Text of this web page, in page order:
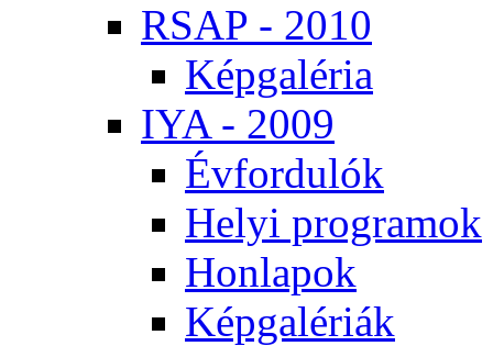
RSAP - 2010
Kép­ga­lé­ria
IYA - 2009
Év­for­du­lók
He­lyi prog­ra­mok
Hon­la­pok
Kép­ga­lé­ri­ák